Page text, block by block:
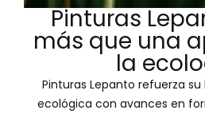
Pinturas
más que una
la
Pinturas Lepanto refuerza
ecológica con avances en